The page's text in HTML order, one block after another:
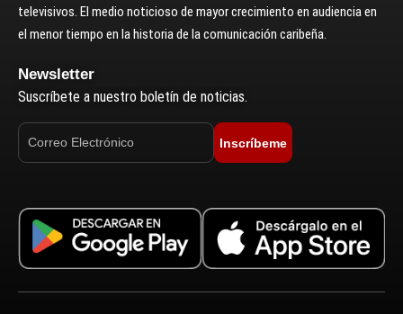
televisivos. El medio noticioso de mayor crecimiento en audiencia en
el menor tiempo en la historia de la comunicación caribeña.
Newsletter
Suscríbete a nuestro boletín de noticias.
Inscríbeme